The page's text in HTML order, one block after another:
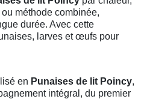
méthode combinée,
durée. Avec cette
larves et œufs pour
en Punaises de lit Poincy,
intégral, du premier